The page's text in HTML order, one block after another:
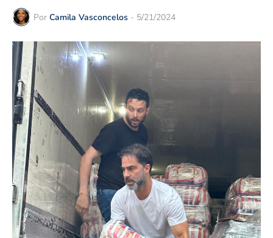
Por Camila Vasconcelos - 5/21/2024